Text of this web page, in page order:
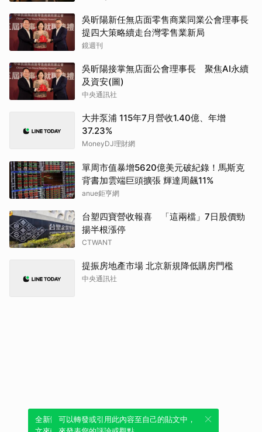
吳昕陽新任無店面零售商業同業公會理事長
提四大策略續走台灣零售業新局
鏡週刊
吳昕陽接掌無店面公會理事長 聚焦AI永續
及資安(圖)
中央通訊社
大井泵浦 115年7月營收1.40億、年增
37.23%
MoneyDJ理財網
單周市值暴增5620億美元破紀錄！馬斯克
背書加雲端巨頭擴張 輝達周飆11%
anue鉅亨網
台塑四寶營收報喜 「這兩檔」7日股價勁
揚半根漲停
CTWANT
提振房地產市場 北京新規降低購房門檻
中央通訊社
全新體驗！一鍵引用此內容，透過發布貼
可以轉發或引用此內容至自己的貼文中，